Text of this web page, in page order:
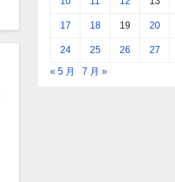
17 18 19 20
24 25 26 27
« 5 月 7 月 »